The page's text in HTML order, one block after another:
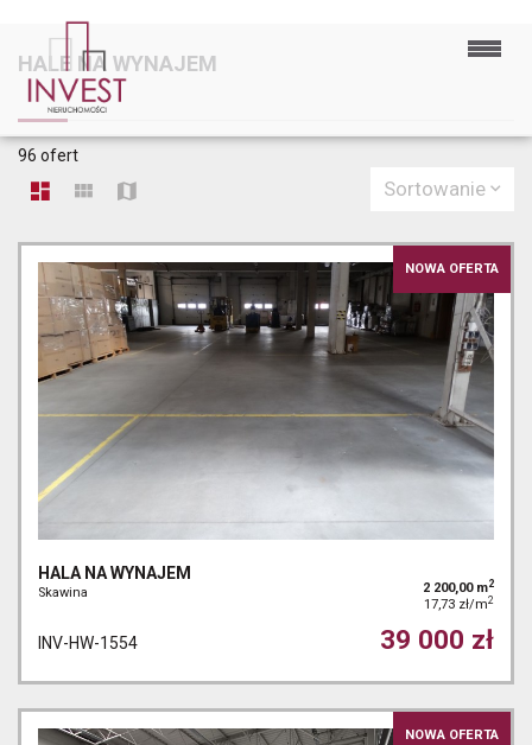
HALE NA WYNAJEM
96 ofert
Sortowanie
NOWA OFERTA
HALA NA WYNAJEM
Skawina 2 200,00 m2
17,73 zł/m2
INV-HW-1554 39 000 zł
NOWA OFERTA